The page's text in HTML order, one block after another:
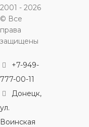
да
шестигранник
2001 - 2026
© Все
права
защищены
+7-949-
777-00-11
Донецк,
ул.
Воинская